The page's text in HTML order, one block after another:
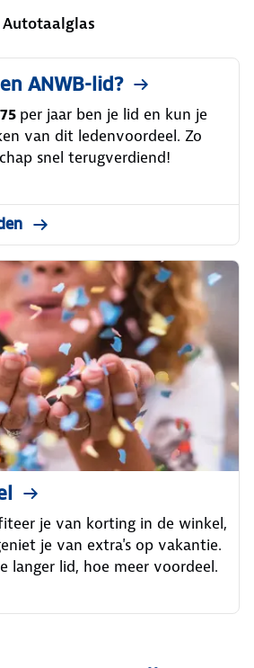
Autotaalglas
ANWB-lid?
per jaar ben je lid en kun je
van dit ledenvoordeel. Zo
snel terugverdiend!
je van korting in de winkel,
je van extra's op vakantie.
langer lid, hoe meer voordeel.